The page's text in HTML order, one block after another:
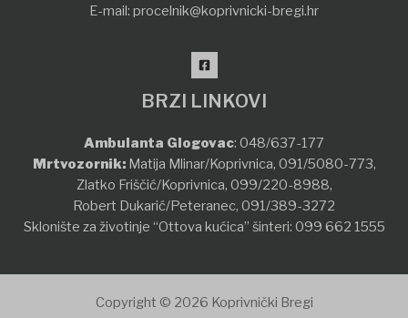
E-mail: procelnik@koprivnicki-bregi.hr
BRZI LINKOVI
Ambulanta Glogovac: 048/637-177
Mrtvozornik:Matija Mlinar/Koprivnica, 091/5080-773,
Zlatko Friščić/Koprivnica, 099/220-8988,
Robert Dukarić/Peteranec, 091/389-3272
Sklonište za životinje “Ottova kućica” šinteri: 099 662 1555
Copyright © 2026 Koprivnički Bregi